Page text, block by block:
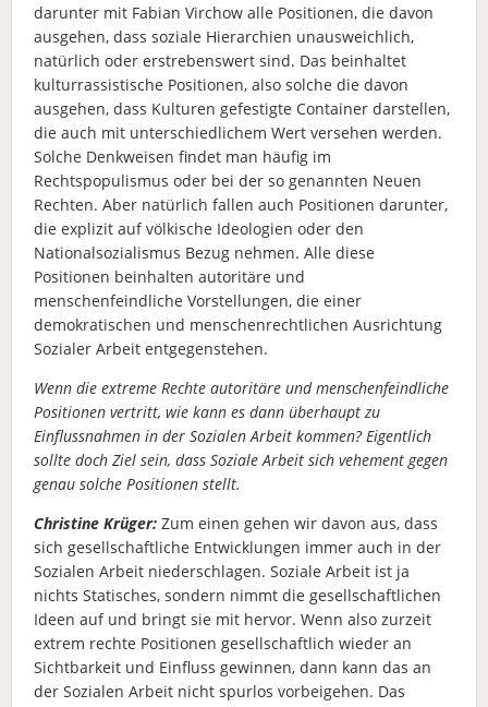
darunter mit Fabian Virchow alle Positionen, die davon
ausgehen, dass soziale Hierarchien unausweichlich,
natürlich oder erstrebenswert sind. Das beinhaltet
kulturrassistische Positionen, also solche die davon
ausgehen, dass Kulturen gefestigte Container darstellen,
die auch mit unterschiedlichem Wert versehen werden.
Solche Denkweisen findet man häufig im
Rechtspopulismus oder bei der so genannten Neuen
Rechten. Aber natürlich fallen auch Positionen darunter,
die explizit auf völkische Ideologien oder den
Nationalsozialismus Bezug nehmen. Alle diese
Positionen beinhalten autoritäre und
menschenfeindliche Vorstellungen, die einer
demokratischen und menschenrechtlichen Ausrichtung
Sozialer Arbeit entgegenstehen.
Wenn die extreme Rechte autoritäre und menschenfeindliche
Positionen vertritt, wie kann es dann überhaupt zu
Einflussnahmen in der Sozialen Arbeit kommen? Eigentlich
sollte doch Ziel sein, dass Soziale Arbeit sich vehement gegen
genau solche Positionen stellt.
Christine Krüger: Zum einen gehen wir davon aus, dass
sich gesellschaftliche Entwicklungen immer auch in der
Sozialen Arbeit niederschlagen. Soziale Arbeit ist ja
nichts Statisches, sondern nimmt die gesellschaftlichen
Ideen auf und bringt sie mit hervor. Wenn also zurzeit
extrem rechte Positionen gesellschaftlich wieder an
Sichtbarkeit und Einfluss gewinnen, dann kann das an
der Sozialen Arbeit nicht spurlos vorbeigehen. Das